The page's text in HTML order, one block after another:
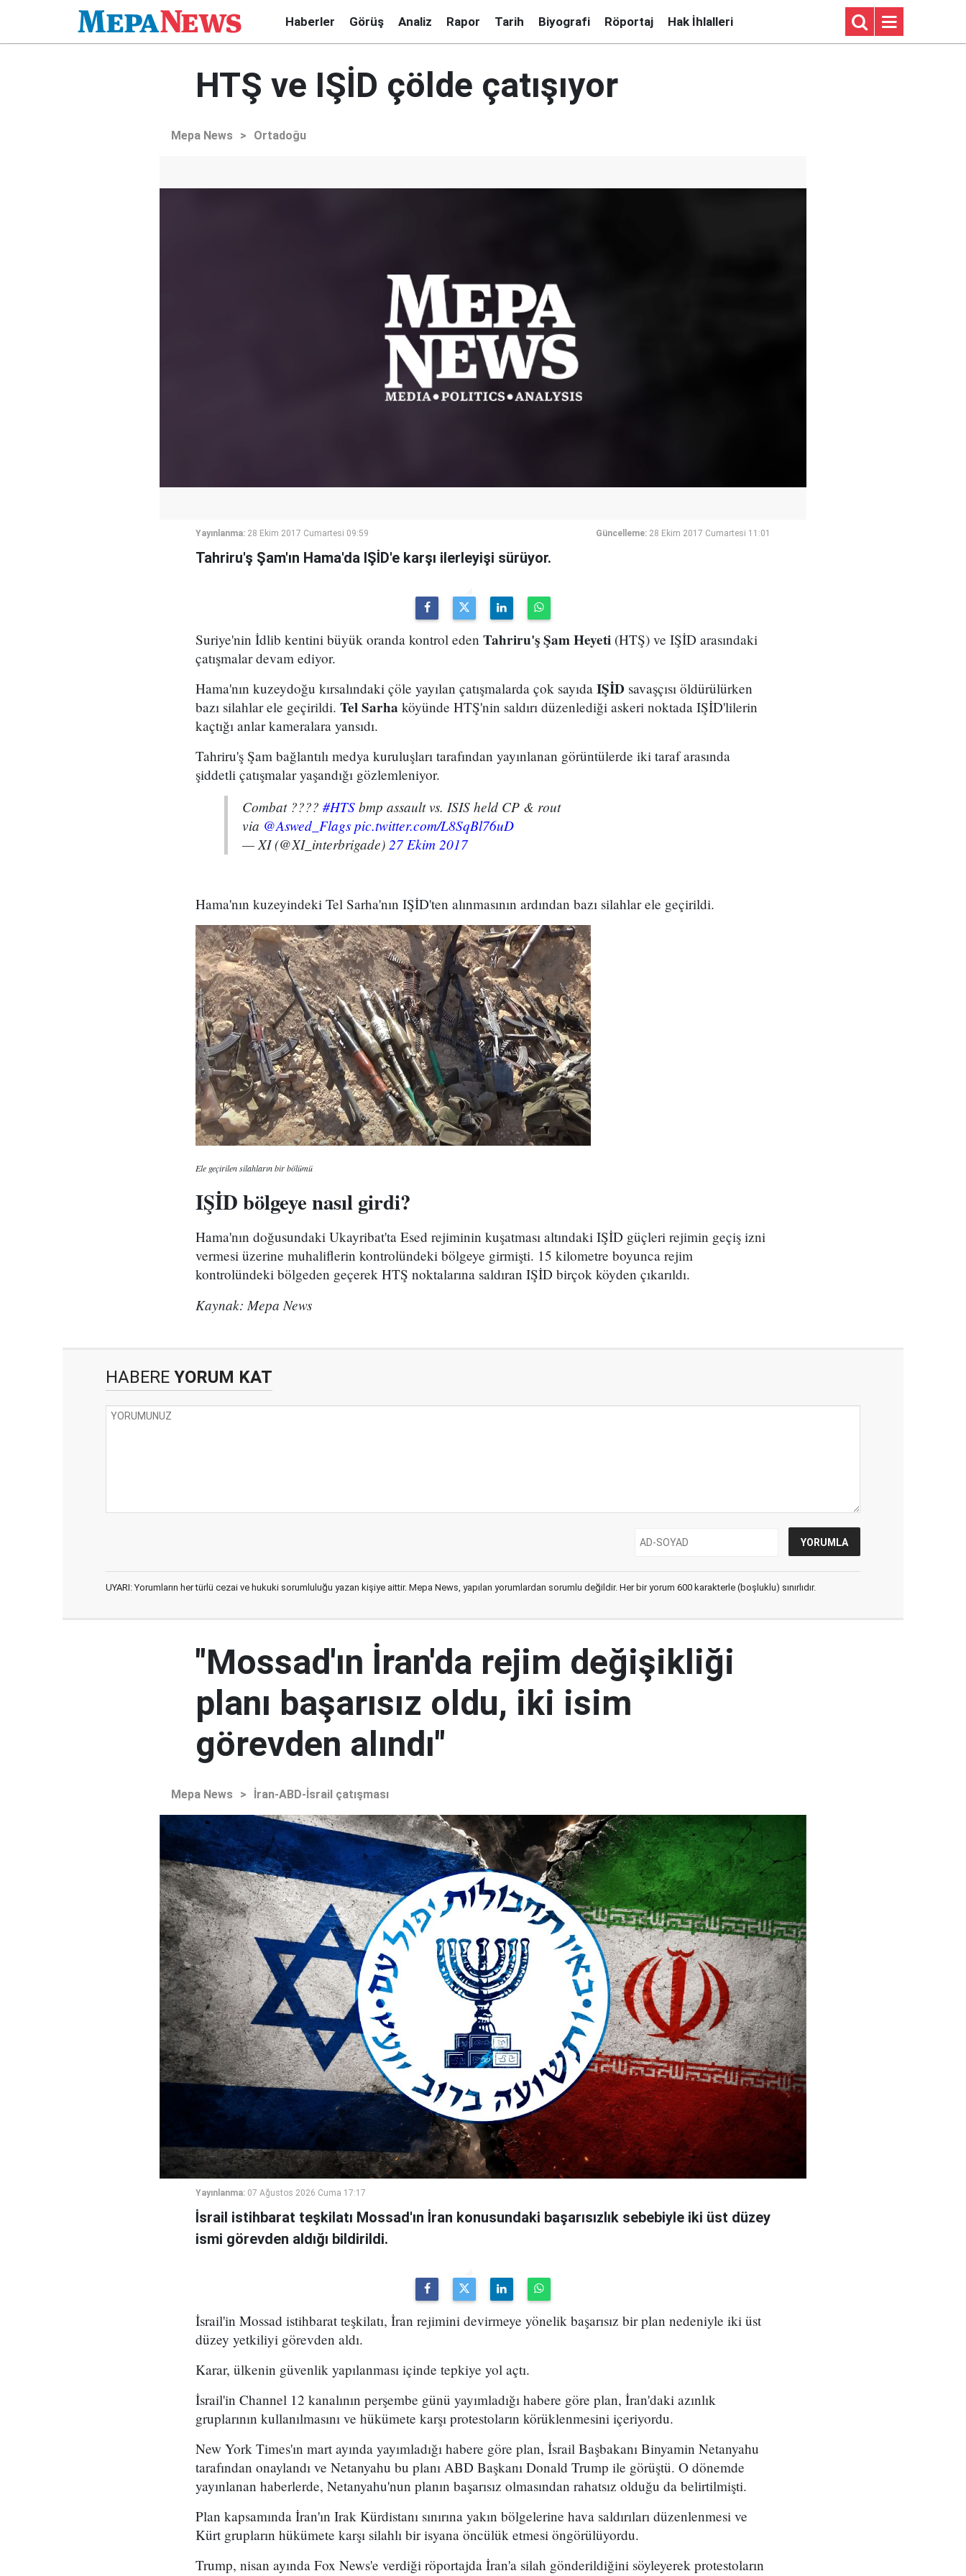
Haberler Görüş Analiz Rapor Tarih Biyografi Röportaj Hak İhlalleri
HTŞ ve IŞİD çölde çatışıyor
Mepa News > Ortadoğu
Yayınlanma: 28 Ekim 2017 Cumartesi 09:59 Güncelleme: 28 Ekim 2017 Cumartesi 11:01
Tahriru'ş Şam'ın Hama'da IŞİD'e karşı ilerleyişi sürüyor.
Suriye'nin İdlib kentini büyük oranda kontrol eden Tahriru'ş Şam Heyeti (HTŞ) ve IŞİD arasındaki
çatışmalar devam ediyor.
Hama'nın kuzeydoğu kırsalındaki çöle yayılan çatışmalarda çok sayıda IŞİD savaşçısı öldürülürken
bazı silahlar ele geçirildi. Tel Sarha köyünde HTŞ'nin saldırı düzenlediği askeri noktada IŞİD'lilerin
kaçtığı anlar kameralara yansıdı.
Tahriru'ş Şam bağlantılı medya kuruluşları tarafından yayınlanan görüntülerde iki taraf arasında
şiddetli çatışmalar yaşandığı gözlemleniyor.
Combat ????️ #HTSbmp assault vs. ISIS held CP & rout
via @Aswed_Flagspic.twitter.com/L8SqBl76uD
— XI (@XI_interbrigade)27 Ekim 2017
Hama'nın kuzeyindeki Tel Sarha'nın IŞİD'ten alınmasının ardından bazı silahlar ele geçirildi.
Ele geçirilen silahların bir bölümü
IŞİD bölgeye nasıl girdi?
Hama'nın doğusundaki Ukayribat'ta Esed rejiminin kuşatması altındaki IŞİD güçleri rejimin geçiş izni
vermesi üzerine muhaliflerin kontrolündeki bölgeye girmişti. 15 kilometre boyunca rejim
kontrolündeki bölgeden geçerek HTŞ noktalarına saldıran IŞİD birçok köyden çıkarıldı.
Kaynak: Mepa News
HABERE YORUM KAT
UYARI: Yorumların her türlü cezai ve hukuki sorumluluğu yazan kişiye aittir. Mepa News, yapılan yorumlardan sorumlu değildir. Her bir yorum 600 karakterle (boşluklu) sınırlıdır.
"Mossad'ın İran'da rejim değişikliği
planı başarısız oldu, iki isim
görevden alındı"
Mepa News > İran-ABD-İsrail çatışması
Yayınlanma: 07 Ağustos 2026 Cuma 17:17
İsrail istihbarat teşkilatı Mossad'ın İran konusundaki başarısızlık sebebiyle iki üst düzey
ismi görevden aldığı bildirildi.
İsrail'in Mossad istihbarat teşkilatı, İran rejimini devirmeye yönelik başarısız bir plan nedeniyle iki üst
düzey yetkiliyi görevden aldı.
Karar, ülkenin güvenlik yapılanması içinde tepkiye yol açtı.
İsrail'in Channel 12 kanalının perşembe günü yayımladığı habere göre plan, İran'daki azınlık
gruplarının kullanılmasını ve hükümete karşı protestoların körüklenmesini içeriyordu.
New York Times'ın mart ayında yayımladığı habere göre plan, İsrail Başbakanı Binyamin Netanyahu
tarafından onaylandı ve Netanyahu bu planı ABD Başkanı Donald Trump ile görüştü. O dönemde
yayınlanan haberlerde, Netanyahu'nun planın başarısız olmasından rahatsız olduğu da belirtilmişti.
Plan kapsamında İran'ın Irak Kürdistanı sınırına yakın bölgelerine hava saldırıları düzenlenmesi ve
Kürt grupların hükümete karşı silahlı bir isyana öncülük etmesi öngörülüyordu.
Trump, nisan ayında Fox News'e verdiği röportajda İran'a silah gönderildiğini söyleyerek protestoların